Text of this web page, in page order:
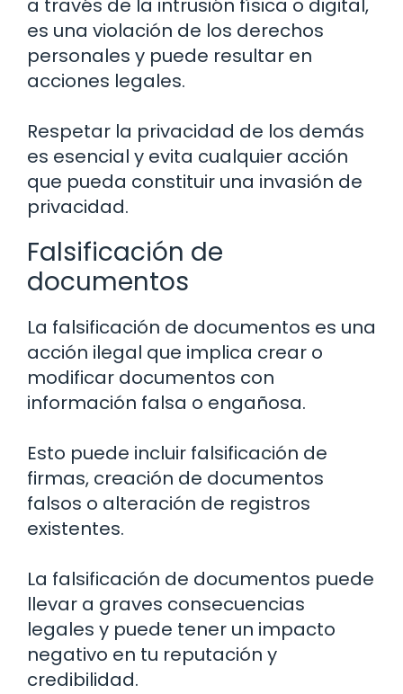
a través de la intrusión física o digital,
es una violación de los derechos
personales y puede resultar en
acciones legales.
Respetar la privacidad de los demás
es esencial y evita cualquier acción
que pueda constituir una invasión de
privacidad.
Falsificación de
documentos
La falsificación de documentos es una
acción ilegal que implica crear o
modificar documentos con
información falsa o engañosa.
Esto puede incluir falsificación de
firmas, creación de documentos
falsos o alteración de registros
existentes.
La falsificación de documentos puede
llevar a graves consecuencias
legales y puede tener un impacto
negativo en tu reputación y
credibilidad.